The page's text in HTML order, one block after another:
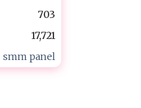
703
17,721
smm panel